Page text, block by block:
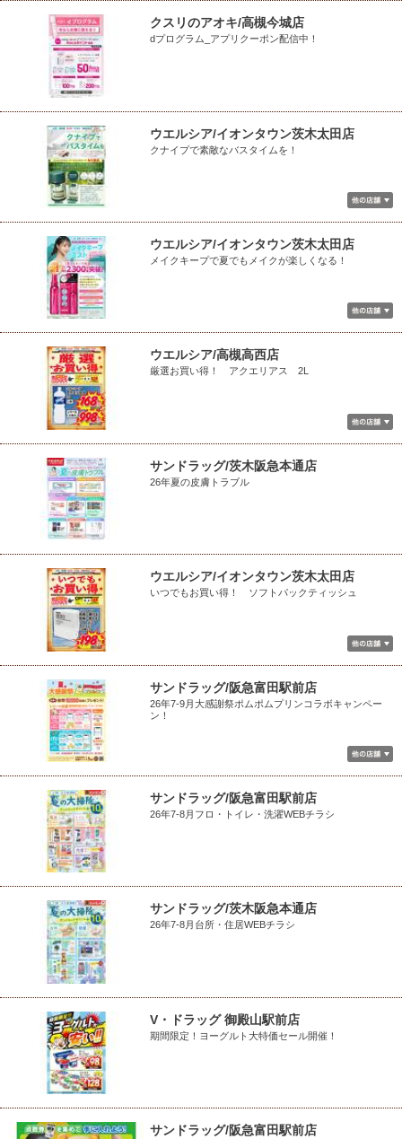
クスリのアオキ/高槻今城店
dプログラム_アプリクーポン配信中！
ウエルシア/イオンタウン茨木太田店
クナイプで素敵なバスタイムを！
ウエルシア/イオンタウン茨木太田店
メイクキープで夏でもメイクが楽しくなる！
ウエルシア/高槻高西店
厳選お買い得！ アクエリアス 2L
サンドラッグ/茨木阪急本通店
26年夏の皮膚トラブル
ウエルシア/イオンタウン茨木太田店
いつでもお買い得！ ソフトパックティッシュ
サンドラッグ/阪急富田駅前店
26年7-9月大感謝祭ポムポムプリンコラボキャンペー
ン！
サンドラッグ/阪急富田駅前店
26年7-8月フロ・トイレ・洗濯WEBチラシ
サンドラッグ/茨木阪急本通店
26年7-8月台所・住居WEBチラシ
V・ドラッグ 御殿山駅前店
期間限定！ヨーグルト大特価セール開催！
サンドラッグ/阪急富田駅前店